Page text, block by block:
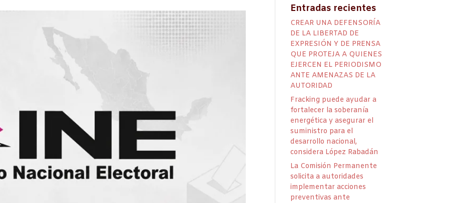
Entradas recientes
CREAR UNA DEFENSORÍA
DE LA LIBERTAD DE
EXPRESIÓN Y DE PRENSA
QUE PROTEJA A QUIENES
EJERCEN EL PERIODISMO
ANTE AMENAZAS DE LA
AUTORIDAD
Fracking puede ayudar a
fortalecer la soberanía
energética y asegurar el
suministro para el
desarrollo nacional,
considera López Rabadán
La Comisión Permanente
solicita a autoridades
implementar acciones
preventivas ante